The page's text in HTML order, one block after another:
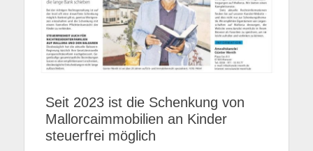
Seit 2023 ist die Schenkung von
Mallorcaimmobilien an Kinder
steuerfrei möglich